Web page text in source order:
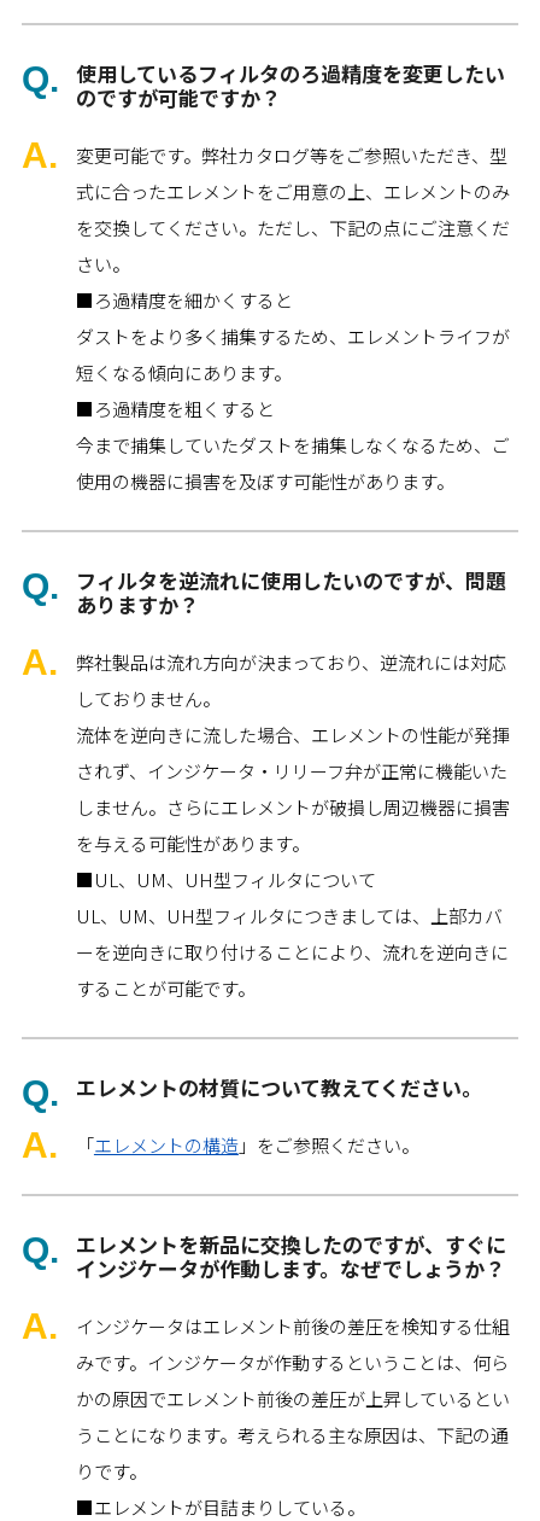
使用しているフィルタのろ過精度を変更したい
のですが可能ですか？
変更可能です。弊社カタログ等をご参照いただき、型
式に合ったエレメントをご用意の上、エレメントのみ
を交換してください。ただし、下記の点にご注意くだ
さい。
■ろ過精度を細かくすると
ダストをより多く捕集するため、エレメントライフが
短くなる傾向にあります。
■ろ過精度を粗くすると
今まで捕集していたダストを捕集しなくなるため、ご
使用の機器に損害を及ぼす可能性があります。
フィルタを逆流れに使用したいのですが、問題
ありますか？
弊社製品は流れ方向が決まっており、逆流れには対応
しておりません。
流体を逆向きに流した場合、エレメントの性能が発揮
されず、インジケータ・リリーフ弁が正常に機能いた
しません。さらにエレメントが破損し周辺機器に損害
を与える可能性があります。
■UL、UM、UH型フィルタについて
UL、UM、UH型フィルタにつきましては、上部カバ
ーを逆向きに取り付けることにより、流れを逆向きに
することが可能です。
エレメントの材質について教えてください。
「エレメントの構造」をご参照ください。
エレメントを新品に交換したのですが、すぐに
インジケータが作動します。なぜでしょうか？
インジケータはエレメント前後の差圧を検知する仕組
みです。インジケータが作動するということは、何ら
かの原因でエレメント前後の差圧が上昇しているとい
うことになります。考えられる主な原因は、下記の通
りです。
■エレメントが目詰まりしている。